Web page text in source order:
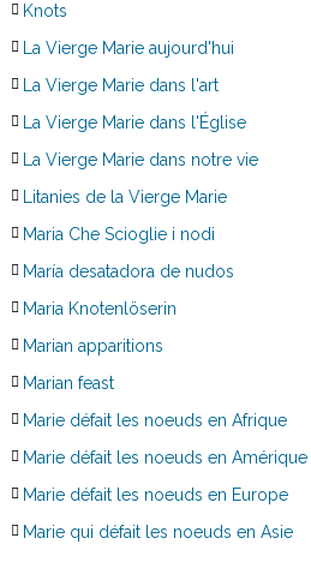
Knots
La Vierge Marie aujourd'hui
La Vierge Marie dans l'art
La Vierge Marie dans l'Église
La Vierge Marie dans notre vie
Litanies de la Vierge Marie
Maria Che Scioglie i nodi
María desatadora de nudos
Maria Knotenlöserin
Marian apparitions
Marian feast
Marie défait les noeuds en Afrique
Marie défait les noeuds en Amérique
Marie défait les noeuds en Europe
Marie qui défait les noeuds en Asie